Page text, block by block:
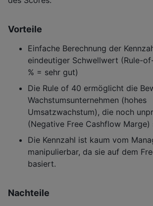
Vorteile
Einfache Berechnung der
eindeutiger Schwellwert (Rule-
% = sehr gut)
Die Rule of 40 ermöglicht die
Wachstumsunternehmen (hohes
Umsatzwachstum), die noch
(Negative Free Cashflow Marge)
Die Kennzahl ist kaum vom
manipulierbar, da sie auf dem
basiert.
Nachteile